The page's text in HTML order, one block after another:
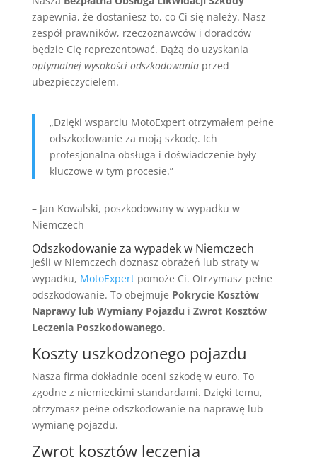
zapewnia, że dostaniesz to, co Ci się należy. Nasz
zespół prawników, rzeczoznawców i doradców
będzie Cię reprezentować. Dążą do uzyskania
optymalnej wysokości odszkodowaniaprzed
ubezpieczycielem.
„Dzięki wsparciu MotoExpert otrzymałem pełne
odszkodowanie za moją szkodę. Ich
profesjonalna obsługa i doświadczenie były
kluczowe w tym procesie.”
– Jan Kowalski, poszkodowany w wypadku w
Niemczech
Odszkodowanie za wypadek w Niemczech
Jeśli w Niemczech doznasz obrażeń lub straty w
wypadku, MotoExpertpomoże Ci. Otrzymasz pełne
odszkodowanie. To obejmuje Pokrycie Kosztów
Naprawy lub Wymiany Pojazdu i Zwrot Kosztów
Leczenia Poszkodowanego.
Koszty uszkodzonego pojazdu
Nasza firma dokładnie oceni szkodę w euro. To
zgodne z niemieckimi standardami. Dzięki temu,
otrzymasz pełne odszkodowanie na naprawę lub
wymianę pojazdu.
Zwrot kosztów leczenia